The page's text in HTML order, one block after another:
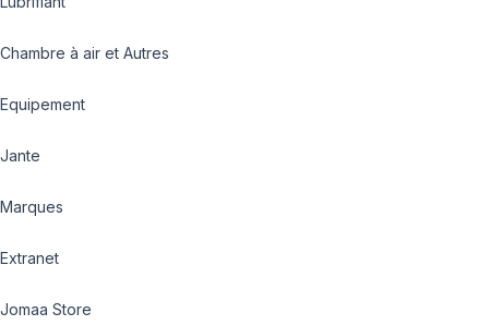
Chambre à air et Autres
Equipement
Jante
Marques
Extranet
Jomaa Store